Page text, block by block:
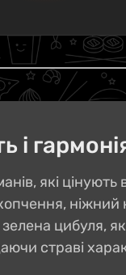
і
які
цибуля,
страві